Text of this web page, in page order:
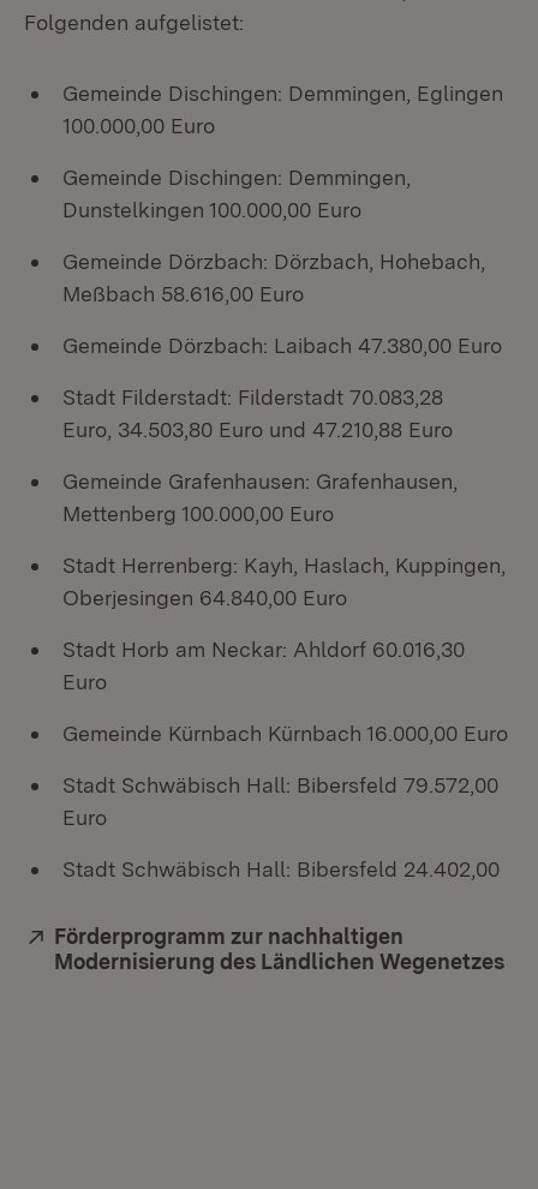
Folgenden aufgelistet:
Gemeinde Dischingen: Demmingen, Eglingen
100.000,00 Euro
Gemeinde Dischingen: Demmingen,
Dunstelkingen 100.000,00 Euro
Gemeinde Dörzbach: Dörzbach, Hohebach,
Meßbach 58.616,00 Euro
Gemeinde Dörzbach: Laibach 47.380,00 Euro
Stadt Filderstadt: Filderstadt 70.083,28
Euro, 34.503,80 Euro und 47.210,88 Euro
Gemeinde Grafenhausen: Grafenhausen,
Mettenberg 100.000,00 Euro
Stadt Herrenberg: Kayh, Haslach, Kuppingen,
Oberjesingen 64.840,00 Euro
Stadt Horb am Neckar: Ahldorf 60.016,30
Euro
Gemeinde Kürnbach Kürnbach 16.000,00 Euro
Stadt Schwäbisch Hall: Bibersfeld 79.572,00
Euro
Stadt Schwäbisch Hall: Bibersfeld 24.402,00
Extern:
Förderprogramm zur nachhaltigen
Modernisierung des Ländlichen Wegenetzes